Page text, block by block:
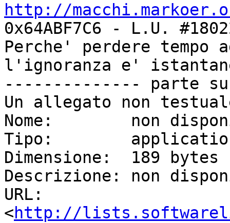
http://
0x64ABF7C6 - L.U.
Perche' perdere tempo
l'ignoranza e'
-------------- parte
Un allegato non
Nome:        non
Tipo:
Dimensione:  189 bytes
Descrizione: non
URL:
<http://